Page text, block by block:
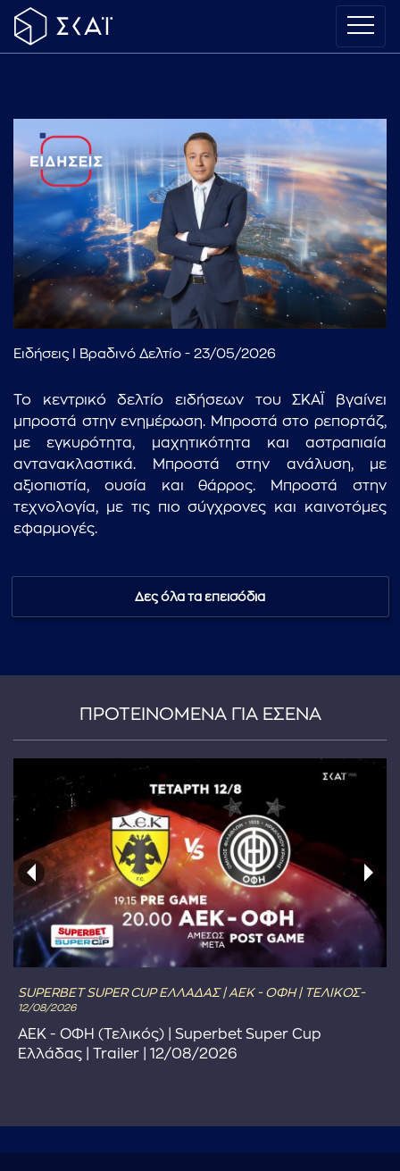
...πληκτρολογήστε κείμενο προς αναζήτηση
Ειδήσεις I Βραδινό Δελτίο - 23/05/2026
Το κεντρικό δελτίο ειδήσεων του ΣΚΑΪ βγαίνει
μπροστά στην ενημέρωση. Μπροστά στο ρεπορτάζ,
με εγκυρότητα, μαχητικότητα και αστραπιαία
αντανακλαστικά. Μπροστά στην ανάλυση, με
αξιοπιστία, ουσία και θάρρος. Μπροστά στην
τεχνολογία, με τις πιο σύγχρονες και καινοτόμες
εφαρμογές.
Δες όλα τα επεισόδια
ΠΡΟΤΕΙΝΟΜΕΝΑ ΓΙΑ ΕΣΕΝΑ
SUPERBET SUPER CUP ΕΛΛΑΔΑΣ | ΑΕΚ - ΟΦΗ | ΤΕΛΙΚΟΣ-
12/08/2026
ΑΕΚ - ΟΦΗ (Τελικός) | Superbet Super Cup
Ελλάδας | Trailer | 12/08/2026